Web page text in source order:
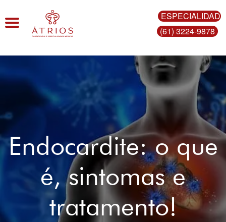
Toggle navigation
(61) 3224-9878
Endocardite: o que
é, sintomas e
tratamento!